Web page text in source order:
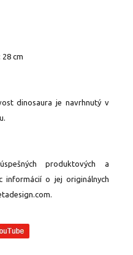
cm
dinosaura je navrhnutý v
produktových a
informácií o jej originálnych